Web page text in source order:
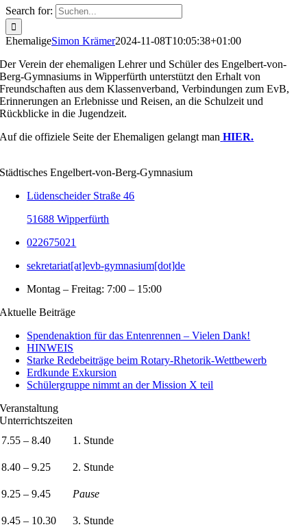
Search for:
EhemaligeSimon Krämer2024-11-08T10:05:38+01:00
Der Verein der ehemaligen Lehrer und Schüler des Engelbert-von-
Berg-Gymnasiums in Wipperfürth unterstützt den Erhalt von
Freundschaften aus dem Klassenverband, Verbindungen zum EvB,
Erinnerungen an Erlebnisse und Reisen, an die Schulzeit und
Rückblicke in die Jugendzeit.
Auf die offiziele Seite der Ehemaligen gelangt man HIER.
Städtisches Engelbert-von-Berg-Gymnasium
Lüdenscheider Straße 46
51688 Wipperfürth
022675021
sekretariat[at]evb-gymnasium[dot]de
Montag – Freitag: 7:00 – 15:00
Aktuelle Beiträge
Spendenaktion für das Entenrennen – Vielen Dank!
HINWEIS
Starke Redebeiträge beim Rotary-Rhetorik-Wettbewerb
Erdkunde Exkursion
Schülergruppe nimmt an der Mission X teil
Veranstaltung
Unterrichtszeiten
7.55 – 8.40
1. Stunde
8.40 – 9.25 2. Stunde
9.25 – 9.45 Pause
9.45 – 10.30 3. Stunde